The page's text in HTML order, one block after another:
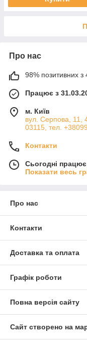
Про нас
98% позитивних з
Працює з
м. Київ
вул. Серпова, 11,
03115, тел.
Контакти
Сьогодні
Показати весь
Про нас
Контакти
Доставка та оплата
Графік роботи
Повна версія сайту
Сайт створено на